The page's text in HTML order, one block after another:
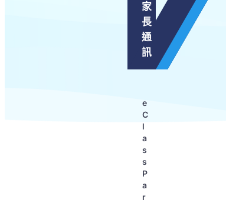
家
長
通
訊
e
C
l
a
s
s
P
a
r